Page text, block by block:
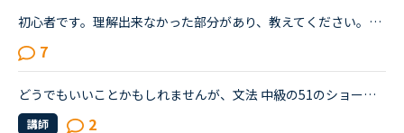
初心者です。理解出来なかった部分があり、教えてください。James is asking Charlotte about Gabriella's birthday party. James When was Gabriella's birthday?Charlotte It was last weekend.James How was t...
7
どうでもいいことかもしれませんが、文法 中級の51のショートカンバセーションについて質問です。Daniel came back from Ben's house in the evening.Daniel “Ben asked me how you were doing. How was your day...
講師 2